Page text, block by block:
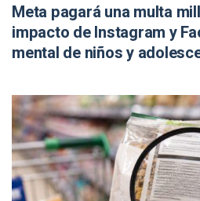
Meta pagará una multa
impacto de Instagram y
mental de niños y